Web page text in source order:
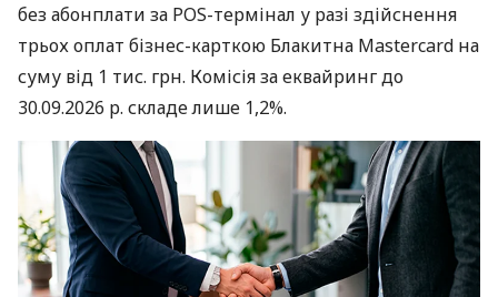
без абонплати за POS-термінал у разі здійснення
трьох оплат бізнес-карткою Блакитна Mastercard на
суму від 1 тис. грн. Комісія за еквайринг до
30.09.2026 р. складе лише 1,2%.